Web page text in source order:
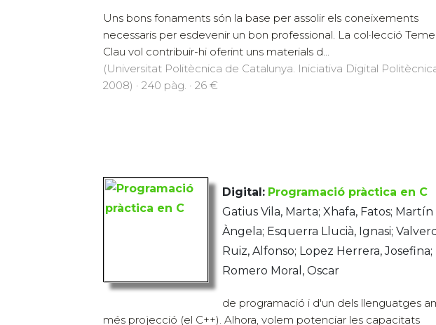
Uns bons fonaments són la base per assolir els coneixements
necessaris per esdevenir un bon professional. La col·lecció
Clau vol contribuir-hi oferint uns materials d...
(Universitat Politècnica de Catalunya. Iniciativa Digital
2008) · 240 pàg. · 26 €
Digital: Programació pràctica en C
Gatius Vila, Marta; Xhafa, Fatos; Martín
Àngela; Esquerra Llucià, Ignasi;
Ruiz, Alfonso; Lopez Herrera, Josefina;
Romero Moral, Oscar
de programació i d'un dels llenguatges
més projecció (el C++). Alhora, volem potenciar les capacitats